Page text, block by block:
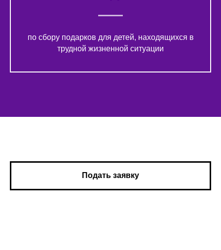
по сбору подарков для детей, находящихся в
трудной жизненной ситуации
Подать заявку